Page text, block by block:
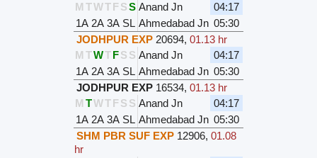
M TWTFS S Anand Jn
04:17
1A 2A 3A SL Ahmedabad Jn 05:30
JODHPUR EXP 20694,01.13 hr
M TWTFS S Anand Jn
04:17
1A 2A 3A SL Ahmedabad Jn 05:30
JODHPUR EXP 16534,01.13 hr
M TWTFS S Anand Jn
04:17
1A 2A 3A SL Ahmedabad Jn 05:30
SHM PBR SUF EXP 12906,01.08
hr